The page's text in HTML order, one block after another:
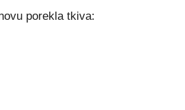
porekla tkiva: